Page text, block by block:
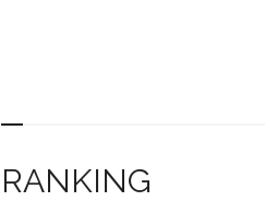
RANKING